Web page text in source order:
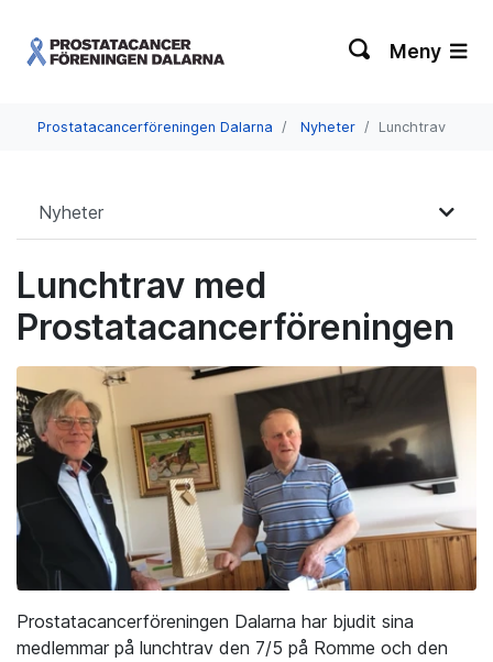
Meny
Prostatacancerföreningen Dalarna Nyheter Lunchtrav
Nyheter
Lunchtrav med
Prostatacancerföreningen
Prostatacancerföreningen Dalarna har bjudit sina
medlemmar på lunchtrav den 7/5 på Romme och den